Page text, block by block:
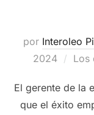
por Interoleo
2024
Los
El gerente de la
que el éxito